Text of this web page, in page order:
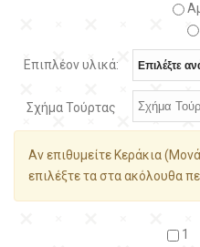
Επιπλέον υλικά:
Σχήμα Τούρτας
Αν επιθυμείτε Κεράκια
επιλέξτε τα στα ακόλουθα
1